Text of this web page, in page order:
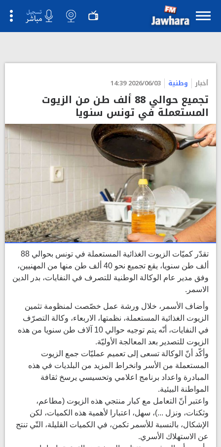
أخبار وطنية 2026/06/03 14:39
تجميع حوالي 88 ألف طن من الزيوت
المستعملة في تونس سنويا
تقدّر كميّات الزيوت الغذائية المستعملة في تونس بحوالي 88
ألف طن سنويا، يقع تجميع نحو 40 ألف طن منها من المهنيين،
وفق مدير عام الوكالة الوطنية للتصرف في النفايات، بدر الدين
الاسمر.
وأضاف الأسمر، خلال ورشة عمل خصّصت لمنظومة تثمين
الزيوت الغذائية المستعملة، نظمتها، الاربعاء، وكالة التصرّف
في النفايات، أنّه يتم توجيه حوالي 10 آلاف طن سنويا من هذه
الزيوت للتصدير بعد المعالجة الأوليّة.
وأكّد أنّ الوكالة تسعى إلى تعميم عمليّات جمع الزيوت
المستعملة من الأسر وانخراط المزيد من البلديات في هذه
المبادرة واعداد برنامج اعلامي وتحسيسي يرسخ ثقافة
المواطنة البيئية.
واعتبر أنّ التعامل مع كبار منتجي هذه الزيوت (مطاعم،
وثكنات، ونزل ...)، سهل، اعتبارا لأهمية هذه الكميات، لكن
الإشكال، بالنسبة للأسمر تكمن، في الكميات القليلة، التّي تنتج
عن الاستهلاك الأسري.